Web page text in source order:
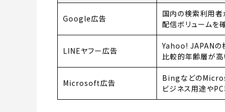
Google広告
国内の検索利用者
配信ボリュームを
LINEヤフー広告
Yahoo! JAPANの
比較的年齢層が高
Microsoft広告
Bingなどの
ビジネス用途や